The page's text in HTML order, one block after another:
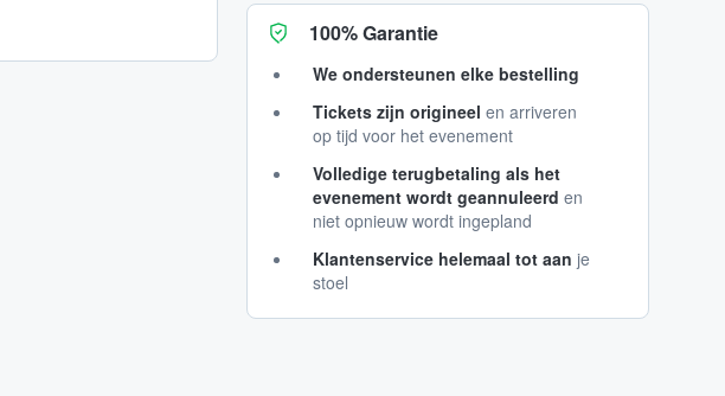
100% Garantie
We ondersteunen elke bestelling
Tickets zijn origineel en arriveren
op tijd voor het evenement
Volledige terugbetaling als het
evenement wordt geannuleerd en
niet opnieuw wordt ingepland
Klantenservice helemaal tot aan je
stoel